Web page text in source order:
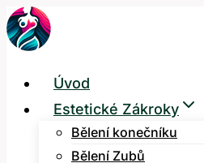
Přeskočit
na
Úvod
Estetické Zákroky
Bělení konečníku
Bělení Zubů